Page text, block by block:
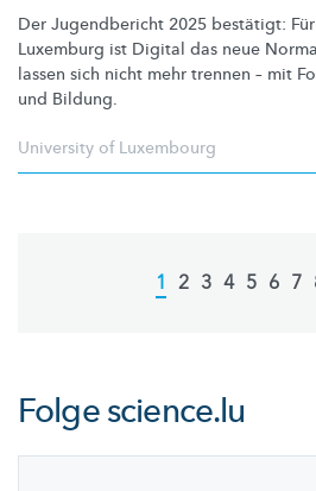
Der Jugendbericht 2025 bestätigt:
Luxemburg ist Digital das neue
lassen sich nicht mehr trennen – mit
und Bildung.
University of Luxembourg
Current
1 Page
2 Page
3 Page
4 Page
5 Page
6 7
Folgescience.lu